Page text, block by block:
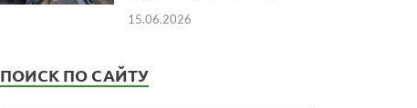
15.06.2026
ПОИСК ПО САЙТУ